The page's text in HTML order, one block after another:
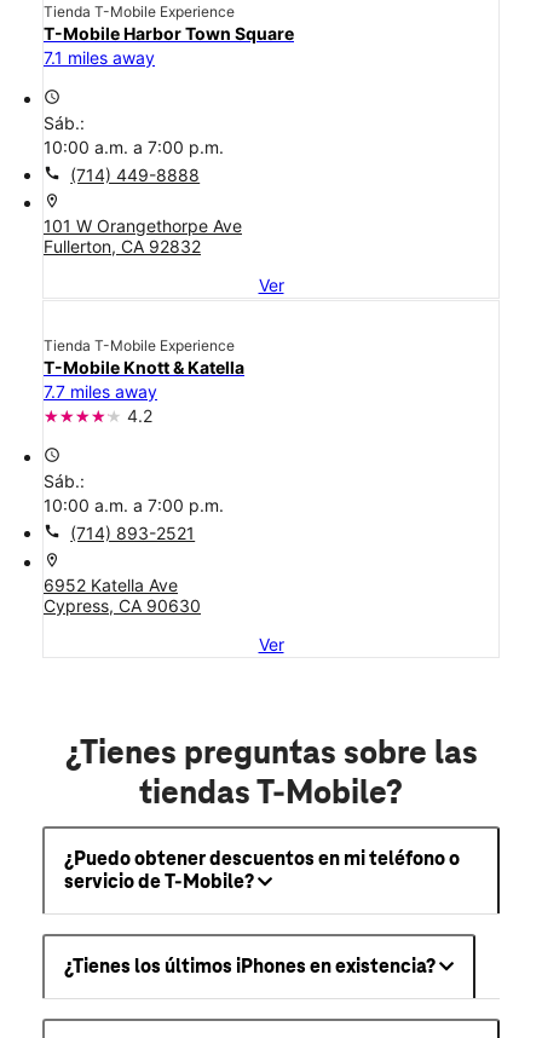
Tienda T-Mobile Experience
T-Mobile Harbor Town Square
7.1 miles away
access_time
Sáb.:
10:00 a.m. a 7:00 p.m.
call (714) 449-8888
location_on
101 W Orangethorpe Ave
Fullerton, CA 92832
Ver
Tienda T-Mobile Experience
T-Mobile Knott & Katella
7.7 miles away
4.2
access_time
Sáb.:
10:00 a.m. a 7:00 p.m.
call (714) 893-2521
location_on
6952 Katella Ave
Cypress, CA 90630
Ver
¿Tienes preguntas sobre las
tiendas T-Mobile?
¿Puedo obtener descuentos en mi teléfono o
servicio de T-Mobile?
¿Tienes los últimos iPhones en existencia?